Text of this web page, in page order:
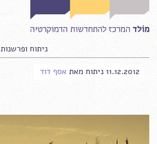
ניתוח ופרשנות
11.12.2012 ניתוח מאת אסף דוד